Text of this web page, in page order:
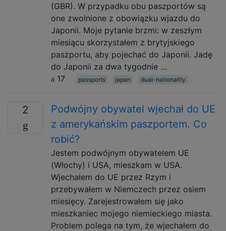
(GBR). W przypadku obu paszportów są
one zwolnione z obowiązku wjazdu do
Japonii. Moje pytanie brzmi: w zeszłym
miesiącu skorzystałem z brytyjskiego
paszportu, aby pojechać do Japonii. Jadę
do Japonii za dwa tygodnie …
17
passports japan dual-nationality
2
Podwójny obywatel wjechał do UE
z amerykańskim paszportem. Co
robić?
Jestem podwójnym obywatelem UE
(Włochy) i USA, mieszkam w USA.
Wjechałem do UE przez Rzym i
przebywałem w Niemczech przez osiem
miesięcy. Zarejestrowałem się jako
mieszkaniec mojego niemieckiego miasta.
Problem polega na tym, że wjechałem do